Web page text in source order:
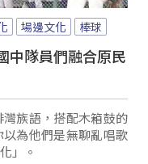
場邊文化 棒球
中隊員們融合原民
族語，搭配木箱鼓的
為他們是無聊亂唱歌
」。